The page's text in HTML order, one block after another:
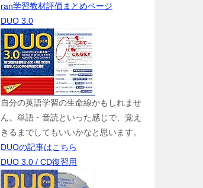
ran学習教材評価まとめページ
DUO 3.0
自分の英語学習の生命線かもしれませ
ん。単語・音読といった感じで、覚え
きるまでしてもいいかなと思います。
DUOの記事はこちら
DUO 3.0 / CD復習用